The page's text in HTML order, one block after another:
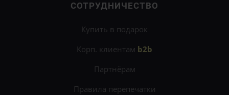
СОТРУДНИЧЕСТВО
Купить в подарок
Корп. клиентам b2b
Партнёрам
Правила перепечатки